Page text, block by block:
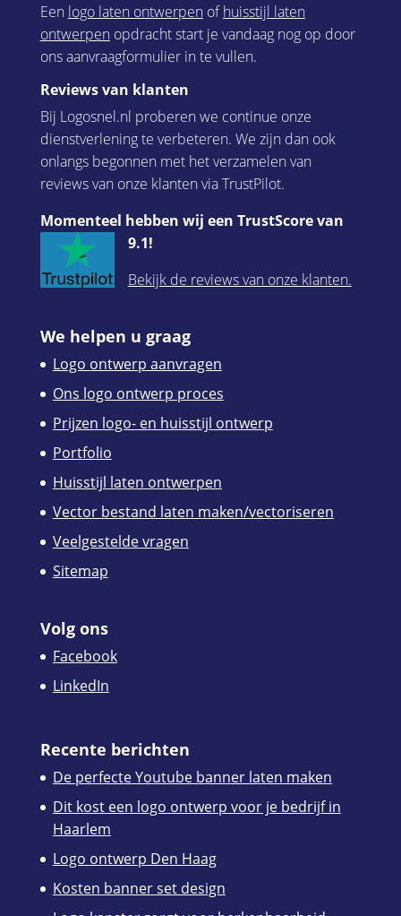
Een logo laten ontwerpenofhuisstijl laten
ontwerpenopdracht start je vandaag nog op door
ons aanvraagformulier in te vullen.
Reviews van klanten
Bij Logosnel.nl proberen we continue onze
dienstverlening te verbeteren. We zijn dan ook
onlangs begonnen met het verzamelen van
reviews van onze klanten via TrustPilot.
Momenteel hebben wij een TrustScore van
9.1!
Bekijk de reviews van onze klanten.
We helpen u graag
Logo ontwerp aanvragen
Ons logo ontwerp proces
Prijzen logo- en huisstijl ontwerp
Portfolio
Huisstijl laten ontwerpen
Vector bestand laten maken/vectoriseren
Veelgestelde vragen
Sitemap
Volg ons
Facebook
LinkedIn
Recente berichten
De perfecte Youtube banner laten maken
Dit kost een logo ontwerp voor je bedrijf in
Haarlem
Logo ontwerp Den Haag
Kosten banner set design